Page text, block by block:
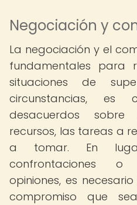
Negociación y
La negociación y el
fundamentales para
situaciones de
circunstancias, es
desacuerdos
recursos, las tareas a
a tomar. En
confrontaciones o
opiniones, es
compromiso que